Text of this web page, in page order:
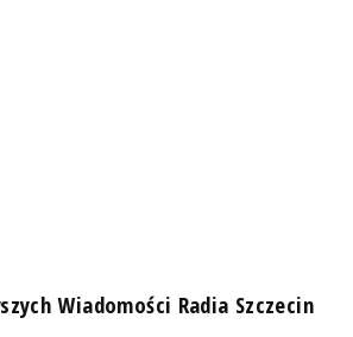
Wiadomości Radia Szczecin